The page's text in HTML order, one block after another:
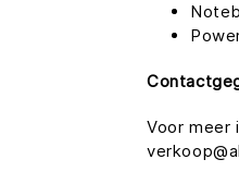
Voor meer